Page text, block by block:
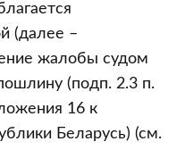
(далее –
жалобы судом
(подп. 2.3 п.
16 к
Беларусь) (см.